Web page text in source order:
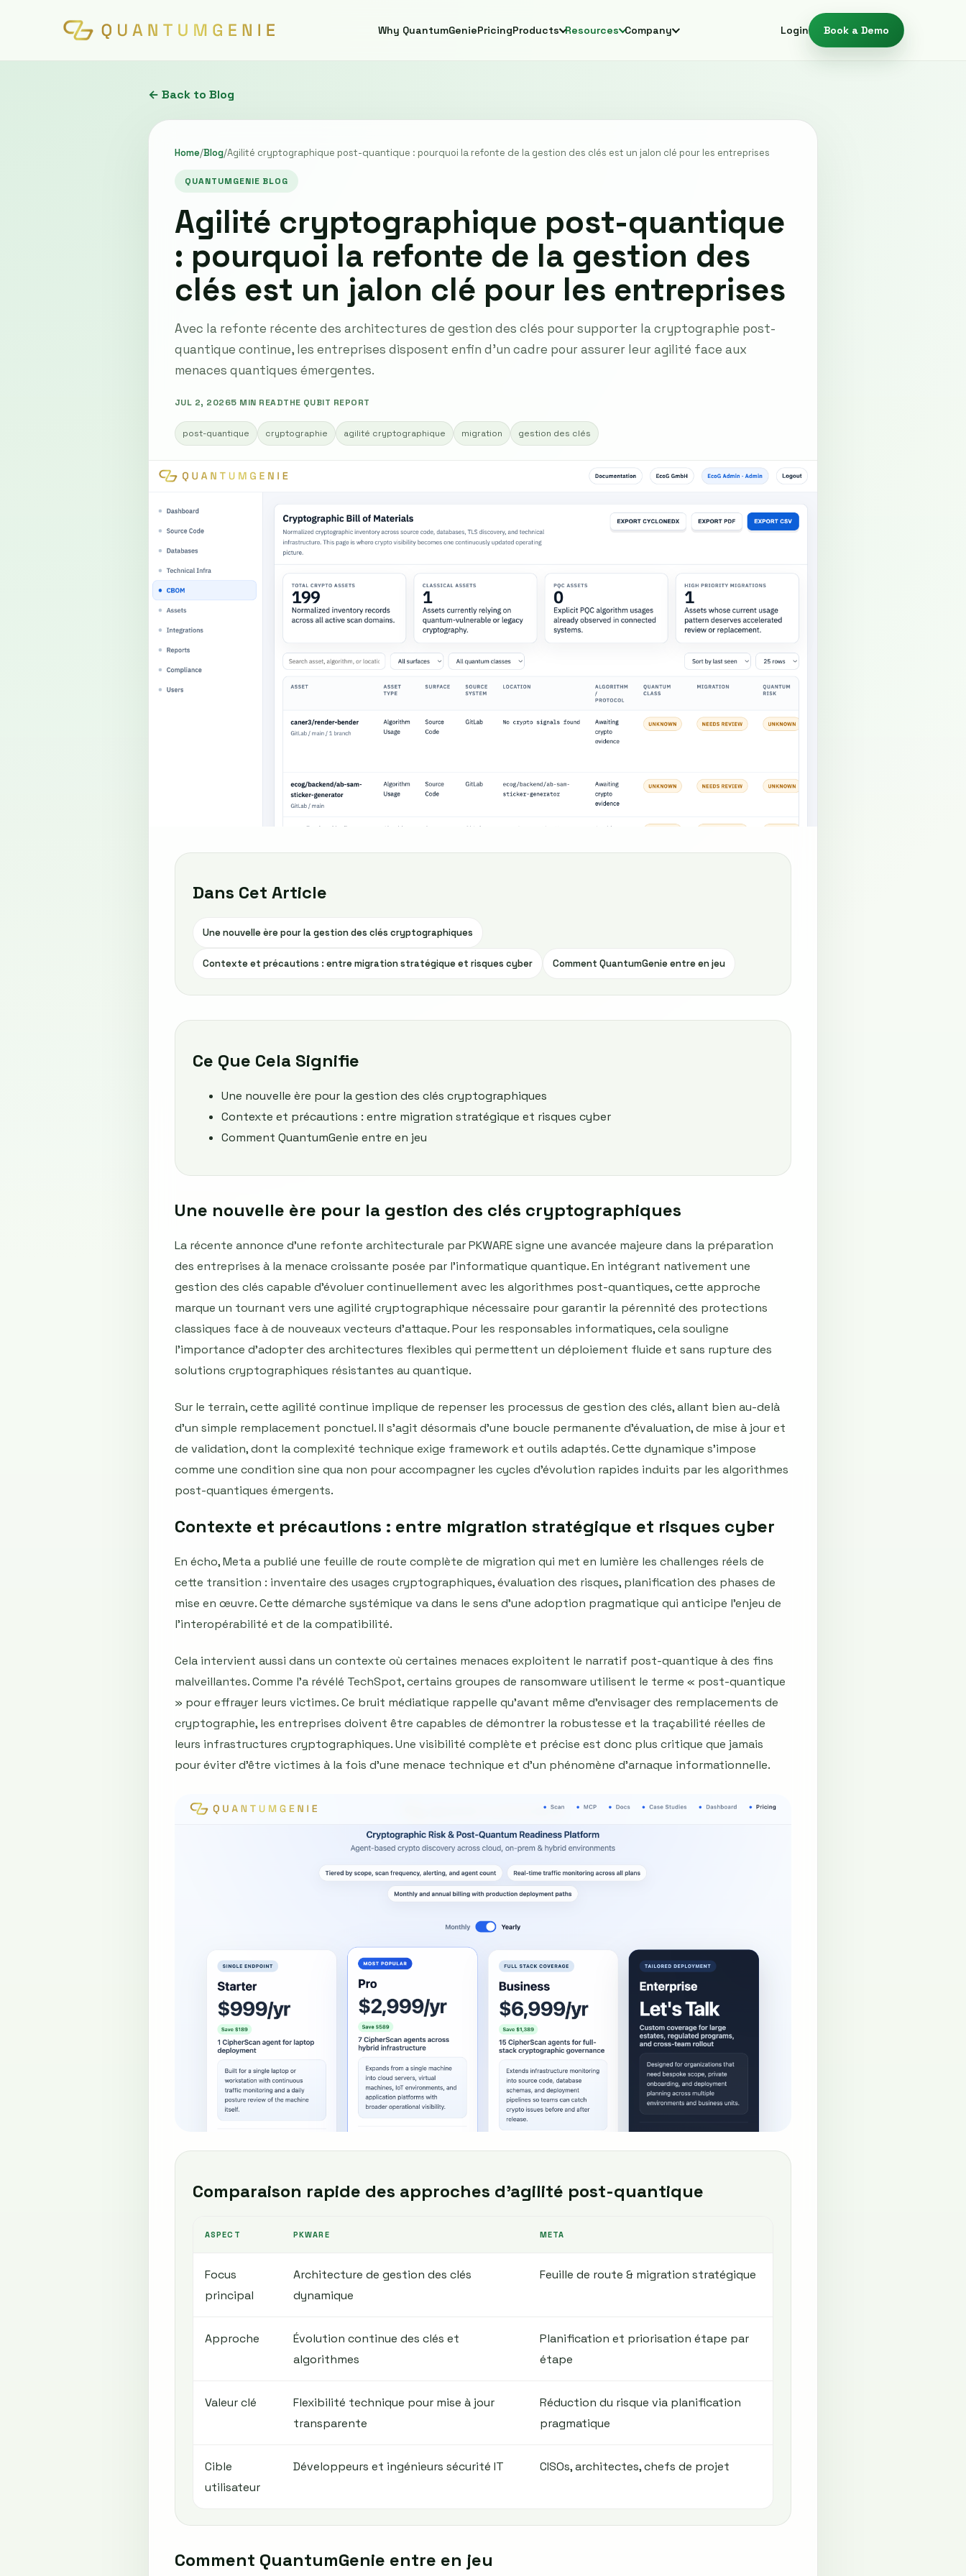
Why QuantumGeniePricingProducts Resources Company Login Book a Demo
← Back to Blog
Home/Blog/Agilité cryptographique post-quantique : pourquoi la refonte de la gestion des clés est un jalon clé pour les entreprises
QUANTUMGENIE BLOG
Agilité cryptographique post-quantique
: pourquoi la refonte de la gestion des
clés est un jalon clé pour les entreprises
Avec la refonte récente des architectures de gestion des clés pour supporter la cryptographie post-
quantique continue, les entreprises disposent enfin d’un cadre pour assurer leur agilité face aux
menaces quantiques émergentes.
JUL 2, 20265 MIN READTHE QUBIT REPORT
post-quantique cryptographie agilité cryptographique migration gestion des clés
Dans Cet Article
Une nouvelle ère pour la gestion des clés cryptographiques
Contexte et précautions : entre migration stratégique et risques cyber Comment QuantumGenie entre en jeu
Ce Que Cela Signifie
Une nouvelle ère pour la gestion des clés cryptographiques
Contexte et précautions : entre migration stratégique et risques cyber
Comment QuantumGenie entre en jeu
Une nouvelle ère pour la gestion des clés cryptographiques
La récente annonce d’une refonte architecturale par PKWARE signe une avancée majeure dans la préparation
des entreprises à la menace croissante posée par l’informatique quantique. En intégrant nativement une
gestion des clés capable d’évoluer continuellement avec les algorithmes post-quantiques, cette approche
marque un tournant vers une agilité cryptographique nécessaire pour garantir la pérennité des protections
classiques face à de nouveaux vecteurs d’attaque. Pour les responsables informatiques, cela souligne
l’importance d’adopter des architectures flexibles qui permettent un déploiement fluide et sans rupture des
solutions cryptographiques résistantes au quantique.
Sur le terrain, cette agilité continue implique de repenser les processus de gestion des clés, allant bien au-delà
d’un simple remplacement ponctuel. Il s’agit désormais d’une boucle permanente d’évaluation, de mise à jour et
de validation, dont la complexité technique exige framework et outils adaptés. Cette dynamique s’impose
comme une condition sine qua non pour accompagner les cycles d’évolution rapides induits par les algorithmes
post-quantiques émergents.
Contexte et précautions : entre migration stratégique et risques cyber
En écho, Meta a publié une feuille de route complète de migration qui met en lumière les challenges réels de
cette transition : inventaire des usages cryptographiques, évaluation des risques, planification des phases de
mise en œuvre. Cette démarche systémique va dans le sens d’une adoption pragmatique qui anticipe l’enjeu de
l’interopérabilité et de la compatibilité.
Cela intervient aussi dans un contexte où certaines menaces exploitent le narratif post-quantique à des fins
malveillantes. Comme l’a révélé TechSpot, certains groupes de ransomware utilisent le terme « post-quantique
» pour effrayer leurs victimes. Ce bruit médiatique rappelle qu’avant même d’envisager des remplacements de
cryptographie, les entreprises doivent être capables de démontrer la robustesse et la traçabilité réelles de
leurs infrastructures cryptographiques. Une visibilité complète et précise est donc plus critique que jamais
pour éviter d’être victimes à la fois d’une menace technique et d’un phénomène d’arnaque informationnelle.
Comparaison rapide des approches d'agilité post-quantique
ASPECT PKWARE META
Focus
principal
Architecture de gestion des clés
dynamique
Feuille de route & migration stratégique
Approche
Évolution continue des clés et
algorithmes
Planification et priorisation étape par
étape
Valeur clé
Flexibilité technique pour mise à jour
transparente
Réduction du risque via planification
pragmatique
Cible
utilisateur
Développeurs et ingénieurs sécurité IT CISOs, architectes, chefs de projet
Comment QuantumGenie entre en jeu